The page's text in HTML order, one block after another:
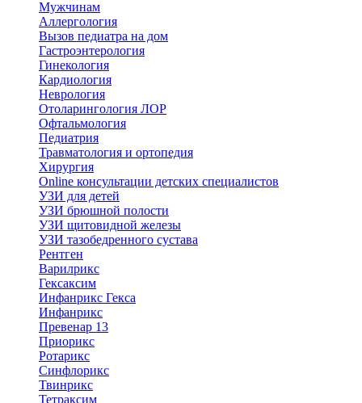
Мужчинам
Аллергология
Вызов педиатра на дом
Гастроэнтерология
Гинекология
Кардиология
Неврология
Отоларингология ЛОР
Офтальмология
Педиатрия
Травматология и ортопедия
Хирургия
Online консультации детских специалистов
УЗИ для детей
УЗИ брюшной полости
УЗИ щитовидной железы
УЗИ тазобедренного сустава
Рентген
Варилрикс
Гексаксим
Инфанрикс Гекса
Инфанрикс
Превенар 13
Приорикс
Ротарикс
Синфлорикс
Твинрикс
Тетраксим